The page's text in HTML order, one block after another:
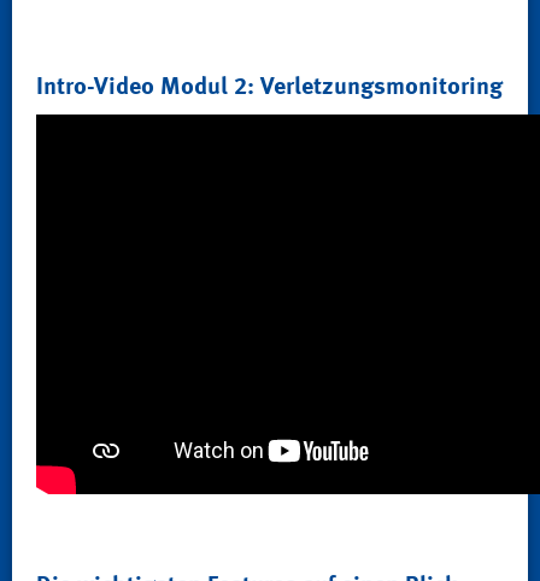
Intro-Video Modul 2: Verletzungsmonitoring